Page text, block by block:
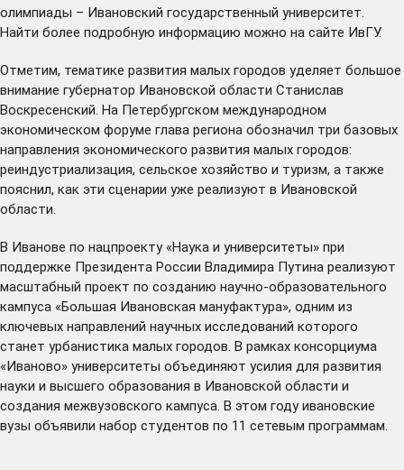
олимпиады – Ивановский государственный университет.
Найти более подробную информацию можно на сайте ИвГУ.
Отметим, тематике развития малых городов уделяет большое
внимание губернатор Ивановской области Станислав
Воскресенский. На Петербургском международном
экономическом форуме глава региона обозначил три базовых
направления экономического развития малых городов:
реиндустриализация, сельское хозяйство и туризм, а также
пояснил, как эти сценарии уже реализуют в Ивановской
области.
В Иванове по нацпроекту «Наука и университеты» при
поддержке Президента России Владимира Путина реализуют
масштабный проект по созданию научно-образовательного
кампуса «Большая Ивановская мануфактура», одним из
ключевых направлений научных исследований которого
станет урбанистика малых городов. В рамках консорциума
«Иваново» университеты объединяют усилия для развития
науки и высшего образования в Ивановской области и
создания межвузовского кампуса. В этом году ивановские
вузы объявили набор студентов по 11 сетевым программам.